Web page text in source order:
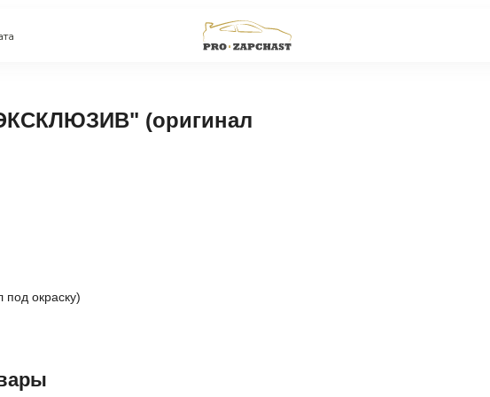
(оригинал
окраску)